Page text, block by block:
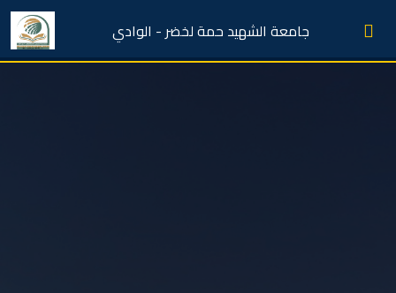
جامعة الشهيد حمة لخضر - الوادي